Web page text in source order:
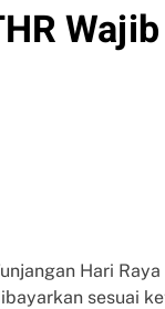
Hari Raya
sesuai